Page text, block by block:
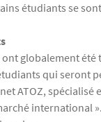
étudiants se
globalement
qui seront
ATOZ,
international